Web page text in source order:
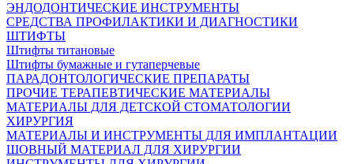
ЭНДОДОНТИЧЕСКИЕ ИНСТРУМЕНТЫ
СРЕДСТВА ПРОФИЛАКТИКИ И ДИАГНОСТИКИ
ШТИФТЫ
Штифты титановые
Штифты бумажные и гутаперчевые
ПАРАДОНТОЛОГИЧЕСКИЕ ПРЕПАРАТЫ
ПРОЧИЕ ТЕРАПЕВТИЧЕСКИЕ МАТЕРИАЛЫ
МАТЕРИАЛЫ ДЛЯ ДЕТСКОЙ СТОМАТОЛОГИИ
ХИРУРГИЯ
МАТЕРИАЛЫ И ИНСТРУМЕНТЫ ДЛЯ ИМПЛАНТАЦИИ
ШОВНЫЙ МАТЕРИАЛ ДЛЯ ХИРУРГИИ